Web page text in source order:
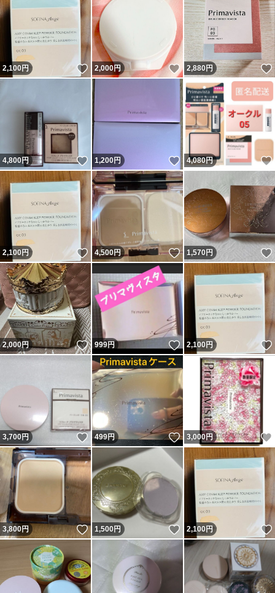
2,100円 いいね！
2,000円 いいね！
2,880円
4,800円 いいね！
1,200円 いいね！
4,080円
2,100円 いいね！
4,500円 いいね！
1,570円
2,000円 いいね！
999円 いいね！
2,100円
3,700円 いいね！
499円 いいね！
3,000円
3,800円 いいね！
1,500円 いいね！
2,100円